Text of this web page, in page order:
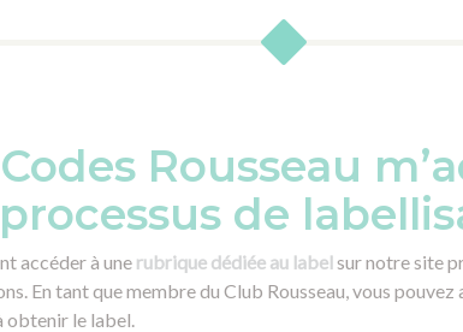
Rousseau
de
accéder à une rubrique dédiée au labelsur notre site
En tant que membre du Club Rousseau, vous
obtenir le label.